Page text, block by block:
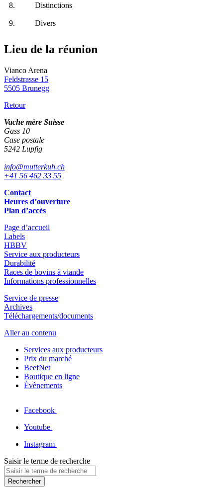
8. Distinctions
9. Divers
Lieu de la réunion
Vianco Arena
Feldstrasse 15
5505 Brunegg
Retour
Vache mère Suisse
Gass 10
Case postale
5242 Lupfig
info@mutterkuh.ch
+41 56 462 33 55
Contact
Heures d’ouverture
Plan d’accès
Page d’accueil
Labels
HBBV
Service aux producteurs
Durabilité
Races de bovins à viande
Informations professionnelles
Service de presse
Archives
Téléchargements/documents
Aller au contenu
Services aux producteurs
Prix du marché
BeefNet
Boutique en ligne
Évènements
Facebook
Youtube
Instagram
Saisir le terme de recherche
Rechercher